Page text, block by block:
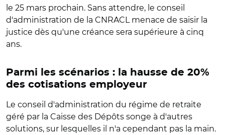
le 25 mars prochain. Sans attendre, le conseil
d'administration de la CNRACL menace de saisir la
justice dès qu'une créance sera supérieure à cinq
ans.
Parmi les scénarios : la hausse de 20%
des cotisations employeur
Le conseil d'administration du régime de retraite
géré par la Caisse des Dépôts songe à d'autres
solutions, sur lesquelles il n'a cependant pas la main.